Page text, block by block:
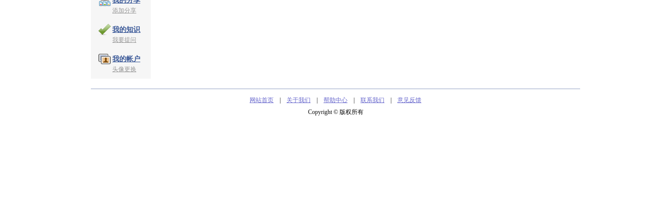
添加分享
我的知识
我要提问
我的帐户
头像更换
网站首页 关于我们 帮助中心 联系我们
意见反馈
Copyright © 版权所有